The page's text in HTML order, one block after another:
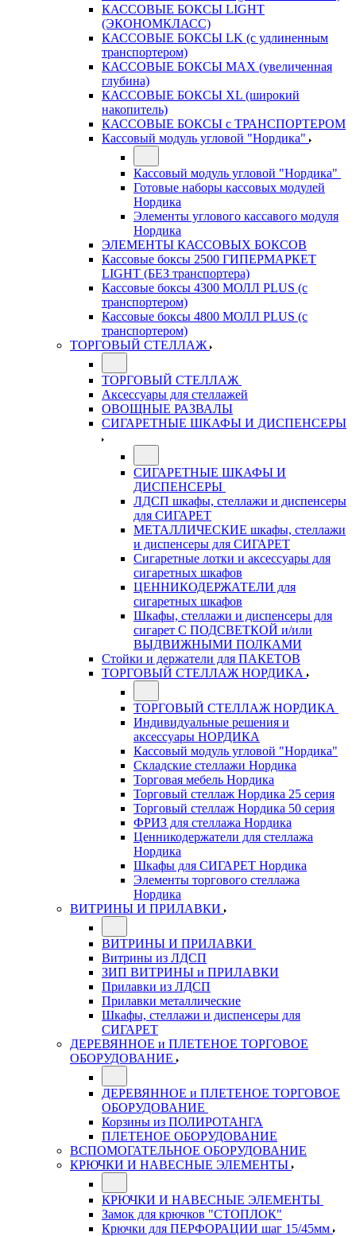
КАССОВЫЕ БОКСЫ LIGHT
(ЭКОНОМКЛАСС)
КАССОВЫЕ БОКСЫ LK (с удлиненным
транспортером)
КАССОВЫЕ БОКСЫ MAX (увеличенная
глубина)
КАССОВЫЕ БОКСЫ XL (широкий
накопитель)
КАССОВЫЕ БОКСЫ с ТРАНСПОРТЕРОМ
Кассовый модуль угловой "Нордика"
Кассовый модуль угловой "Нордика"
Готовые наборы кассовых модулей
Нордика
Элементы углового кассавого модуля
Нордика
ЭЛЕМЕНТЫ КАССОВЫХ БОКСОВ
Кассовые боксы 2500 ГИПЕРМАРКЕТ
LIGHT (БЕЗ транспортера)
Кассовые боксы 4300 МОЛЛ PLUS (с
транспортером)
Кассовые боксы 4800 МОЛЛ PLUS (с
транспортером)
ТОРГОВЫЙ СТЕЛЛАЖ
ТОРГОВЫЙ СТЕЛЛАЖ
Аксессуары для стеллажей
ОВОЩНЫЕ РАЗВАЛЫ
СИГАРЕТНЫЕ ШКАФЫ И ДИСПЕНСЕРЫ
СИГАРЕТНЫЕ ШКАФЫ И
ДИСПЕНСЕРЫ
ЛДСП шкафы, стеллажи и диспенсеры
для СИГАРЕТ
МЕТАЛЛИЧЕСКИЕ шкафы, стеллажи
и диспенсеры для СИГАРЕТ
Сигаретные лотки и аксессуары для
сигаретных шкафов
ЦЕННИКОДЕРЖАТЕЛИ для
сигаретных шкафов
Шкафы, стеллажи и диспенсеры для
сигарет С ПОДСВЕТКОЙ и/или
ВЫДВИЖНЫМИ ПОЛКАМИ
Стойки и держатели для ПАКЕТОВ
ТОРГОВЫЙ СТЕЛЛАЖ НОРДИКА
ТОРГОВЫЙ СТЕЛЛАЖ НОРДИКА
Индивидуальные решения и
аксессуары НОРДИКА
Кассовый модуль угловой "Нордика"
Складские стеллажи Нордика
Торговая мебель Нордика
Торговый стеллаж Нордика 25 серия
Торговый стеллаж Нордика 50 серия
ФРИЗ для стеллажа Нордика
Ценникодержатели для стеллажа
Нордика
Шкафы для СИГАРЕТ Нордика
Элементы торгового стеллажа
Нордика
ВИТРИНЫ И ПРИЛАВКИ
ВИТРИНЫ И ПРИЛАВКИ
Витрины из ЛДСП
ЗИП ВИТРИНЫ и ПРИЛАВКИ
Прилавки из ЛДСП
Прилавки металлические
Шкафы, стеллажи и диспенсеры для
СИГАРЕТ
ДЕРЕВЯННОЕ и ПЛЕТЕНОЕ ТОРГОВОЕ
ОБОРУДОВАНИЕ
ДЕРЕВЯННОЕ и ПЛЕТЕНОЕ ТОРГОВОЕ
ОБОРУДОВАНИЕ
Корзины из ПОЛИРОТАНГА
ПЛЕТЕНОЕ ОБОРУДОВАНИЕ
ВСПОМОГАТЕЛЬНОЕ ОБОРУДОВАНИЕ
КРЮЧКИ И НАВЕСНЫЕ ЭЛЕМЕНТЫ
КРЮЧКИ И НАВЕСНЫЕ ЭЛЕМЕНТЫ
Замок для крючков "СТОПЛОК"
Крючки для ПЕРФОРАЦИИ шаг 15/45мм